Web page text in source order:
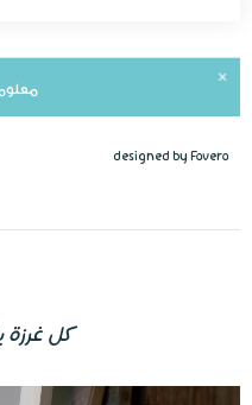
designed by Fovero
كل